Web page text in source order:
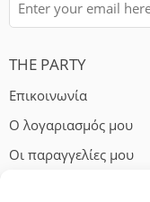
THE PARTY
Επικοινωνία
Ο λογαριασμός μου
Οι παραγγελίες μου